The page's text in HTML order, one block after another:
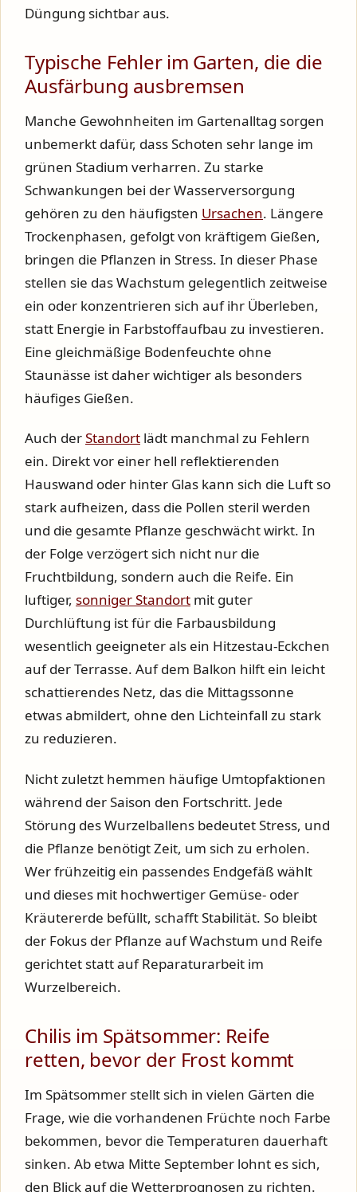
Düngung sichtbar aus.
Typische Fehler im Garten, die die
Ausfärbung ausbremsen
Manche Gewohnheiten im Gartenalltag sorgen
unbemerkt dafür, dass Schoten sehr lange im
grünen Stadium verharren. Zu starke
Schwankungen bei der Wasserversorgung
gehören zu den häufigsten Ursachen. Längere
Trockenphasen, gefolgt von kräftigem Gießen,
bringen die Pflanzen in Stress. In dieser Phase
stellen sie das Wachstum gelegentlich zeitweise
ein oder konzentrieren sich auf ihr Überleben,
statt Energie in Farbstoffaufbau zu investieren.
Eine gleichmäßige Bodenfeuchte ohne
Staunässe ist daher wichtiger als besonders
häufiges Gießen.
Auch derStandort lädt manchmal zu Fehlern
ein. Direkt vor einer hell reflektierenden
Hauswand oder hinter Glas kann sich die Luft so
stark aufheizen, dass die Pollen steril werden
und die gesamte Pflanze geschwächt wirkt. In
der Folge verzögert sich nicht nur die
Fruchtbildung, sondern auch die Reife. Ein
luftiger, sonniger Standort mit guter
Durchlüftung ist für die Farbausbildung
wesentlich geeigneter als ein Hitzestau-Eckchen
auf der Terrasse. Auf dem Balkon hilft ein leicht
schattierendes Netz, das die Mittagssonne
etwas abmildert, ohne den Lichteinfall zu stark
zu reduzieren.
Nicht zuletzt hemmen häufige Umtopfaktionen
während der Saison den Fortschritt. Jede
Störung des Wurzelballens bedeutet Stress, und
die Pflanze benötigt Zeit, um sich zu erholen.
Wer frühzeitig ein passendes Endgefäß wählt
und dieses mit hochwertiger Gemüse- oder
Kräutererde befüllt, schafft Stabilität. So bleibt
der Fokus der Pflanze auf Wachstum und Reife
gerichtet statt auf Reparaturarbeit im
Wurzelbereich.
Chilis im Spätsommer: Reife
retten, bevor der Frost kommt
Im Spätsommer stellt sich in vielen Gärten die
Frage, wie die vorhandenen Früchte noch Farbe
bekommen, bevor die Temperaturen dauerhaft
sinken. Ab etwa Mitte September lohnt es sich,
den Blick auf die Wetterprognosen zu richten.